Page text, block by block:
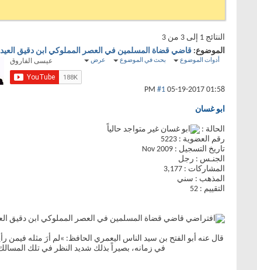
النتائج 1 إلى 3 من 3
الموضوع: قاضي قضاة المسلمين في العصر المملوكي ابن دقيق العيد
أدوات الموضوع بحث في الموضوع عرض
05-19-2017 01:58 PM
#1
ابو غسان
الحالة :
رقم العضوية : 5223
تاريخ التسجيل : Nov 2009
الجنـس : رجل
المشاركات : 3,177
المذهب : سني
التقييم : 52
قاضي قضاة المسلمين في العصر المملوكي ابن دقيق
قال عنه أبو الفتح بن سيد الناس اليعمري الحافظ: »لم أرَ مثله
في زمانه، بصيراً بذلك شديد النظر في تلك المسالك..